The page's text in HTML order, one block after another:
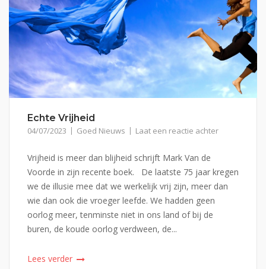
Echte Vrijheid
04/07/2023 Goed Nieuws Laat een reactie achter
Vrijheid is meer dan blijheid schrijft Mark Van de
Voorde in zijn recente boek. De laatste 75 jaar kregen
we de illusie mee dat we werkelijk vrij zijn, meer dan
wie dan ook die vroeger leefde. We hadden geen
oorlog meer, tenminste niet in ons land of bij de
buren, de koude oorlog verdween, de...
Lees verder